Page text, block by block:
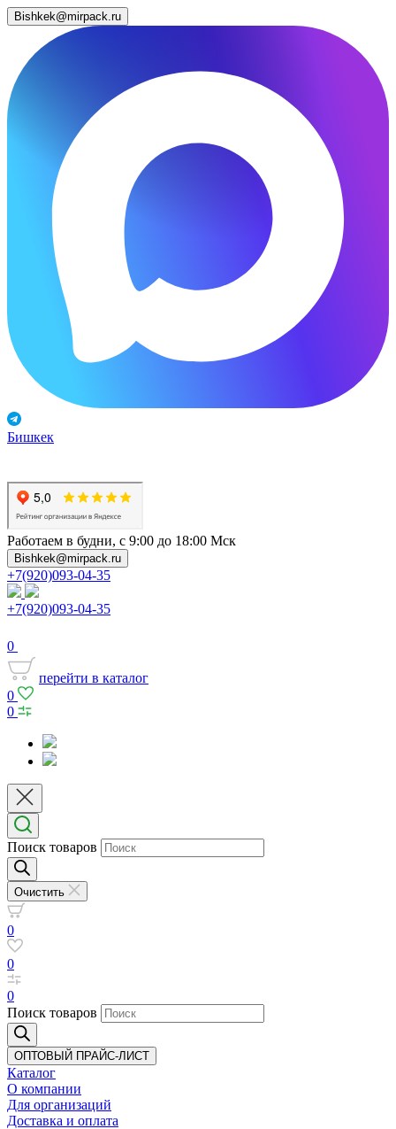
Bishkek@mirpack.ru
Бишкек
Работаем в будни, с 9:00 до 18:00 Мск
Bishkek@mirpack.ru
+7(920)093-04-35
+7(920)093-04-35
0
перейти в каталог
0
0
Поиск товаров
Очистить
0
0
0
Поиск товаров
ОПТОВЫЙ ПРАЙС-ЛИСТ
Каталог
О компании
Для организаций
Доставка и оплата